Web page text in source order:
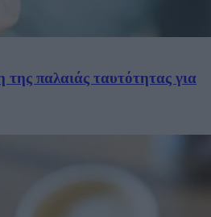
παλαιάς ταυτότητας για